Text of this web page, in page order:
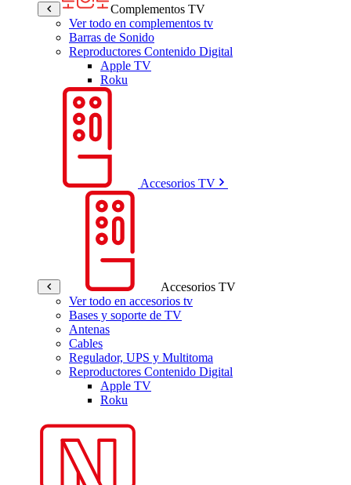
Complementos TV
Ver todo en complementos tv
Barras de Sonido
Reproductores Contenido Digital
Apple TV
Roku
Accesorios TV
Accesorios TV
Ver todo en accesorios tv
Bases y soporte de TV
Antenas
Cables
Regulador, UPS y Multitoma
Reproductores Contenido Digital
Apple TV
Roku